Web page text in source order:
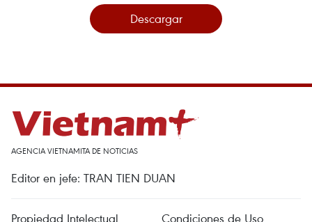
Descargar
AGENCIA VIETNAMITA DE NOTICIAS
Editor en jefe: TRAN TIEN DUAN
Propiedad Intelectual
Condiciones de Uso